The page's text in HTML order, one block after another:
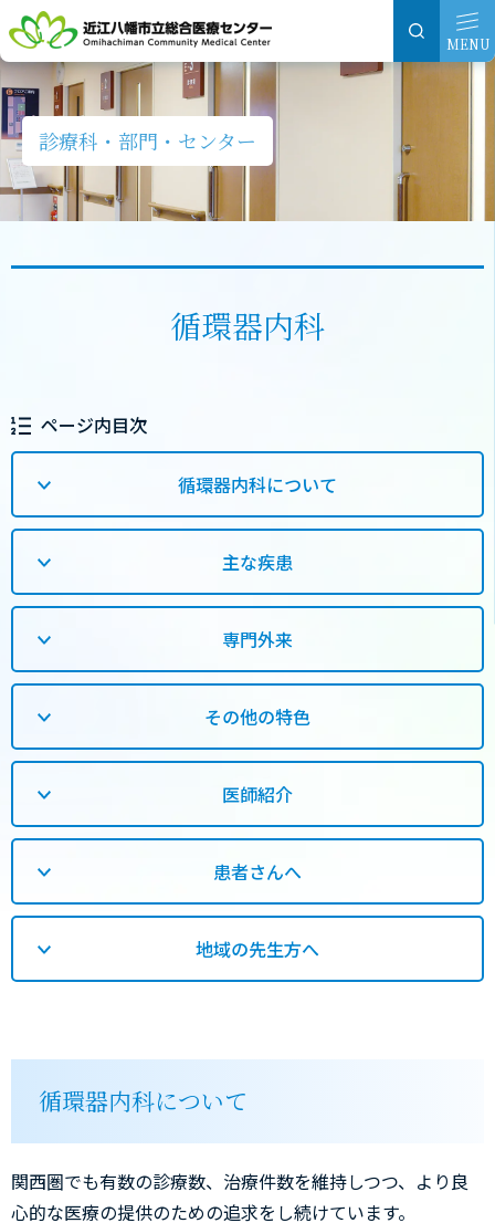
ロ
ー
バ
ル
ナ
ビ
ー
文
へ
ー
カ
ル
ナ
ビ
ゲ
シ
ッ
タ
ー
へ
MENU
診療科・部門・センター
循環器内科
ページ内目次
循環器内科について
主な疾患
専門外来
その他の特色
医師紹介
患者さんへ
地域の先生方へ
循環器内科について
関西圏でも有数の診療数、治療件数を維持しつつ、より良
心的な医療の提供のための追求をし続けています。